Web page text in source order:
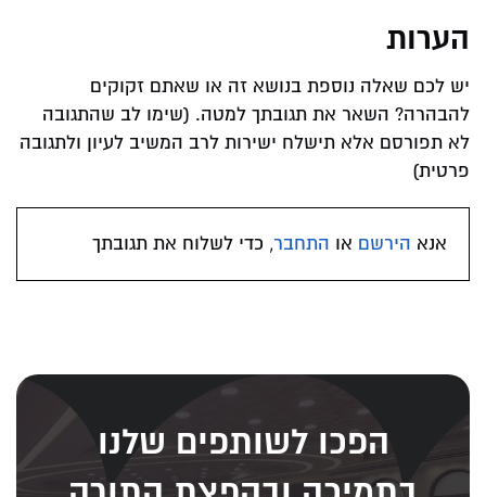
הערות
יש לכם שאלה נוספת בנושא זה או שאתם זקוקים
להבהרה? השאר את תגובתך למטה. (שימו לב שהתגובה
לא תפורסם אלא תישלח ישירות לרב המשיב לעיון ולתגובה
פרטית)
אנא הירשם או התחבר, כדי לשלוח את תגובתך
הפכו לשותפים שלנו